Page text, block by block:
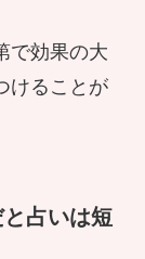
に起
でき
単独
護霊
の占
につ
て復
で効果の大
けることが
占いは短